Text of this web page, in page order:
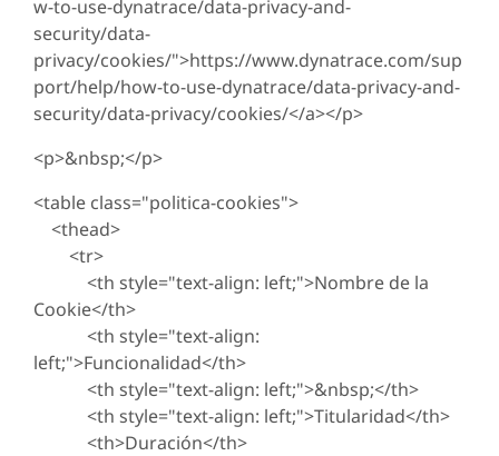
w-to-use-dynatrace/data-privacy-and-
security/data-
privacy/cookies/">https://www.dynatrace.com/sup
port/help/how-to-use-dynatrace/data-privacy-and-
security/data-privacy/cookies/</a></p>
<p>&nbsp;</p>
<table class="politica-cookies">
<thead>
<tr>
<th style="text-align: left;">Nombre de la
Cookie</th>
<th style="text-align:
left;">Funcionalidad</th>
<th style="text-align: left;">&nbsp;</th>
<th style="text-align: left;">Titularidad</th>
<th>Duración</th>